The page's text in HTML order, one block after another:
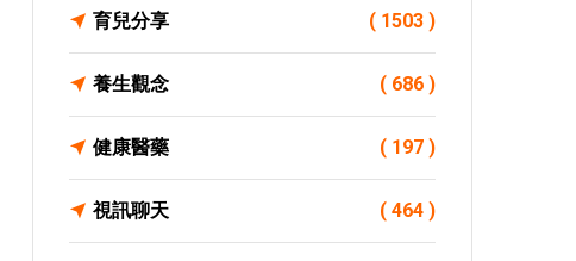
育兒分享 ( 1503 )
養生觀念 ( 686 )
健康醫藥 ( 197 )
視訊聊天 ( 464 )